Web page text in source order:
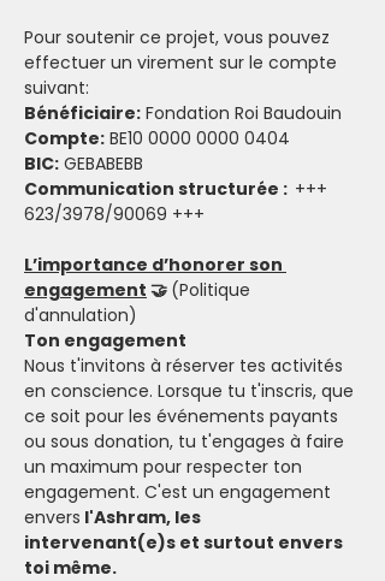
Pour soutenir ce projet, vous pouvez
effectuer un virement sur le compte
suivant:
Bénéficiaire: Fondation Roi Baudouin
Compte: BE10 0000 0000 0404
BIC: GEBABEBB
Communication structurée : +++
623/3978/90069 +++
L’importance d’honorer son
engagement 🤝 (Politique
d'annulation)
Ton engagement
Nous t'invitons à réserver tes activités
en conscience. Lorsque tu t'inscris, que
ce soit pour les événements payants
ou sous donation, tu t'engages à faire
un maximum pour respecter ton
engagement. C'est un engagement
envers l'Ashram, les
intervenant(e)s et surtout envers
toi même.